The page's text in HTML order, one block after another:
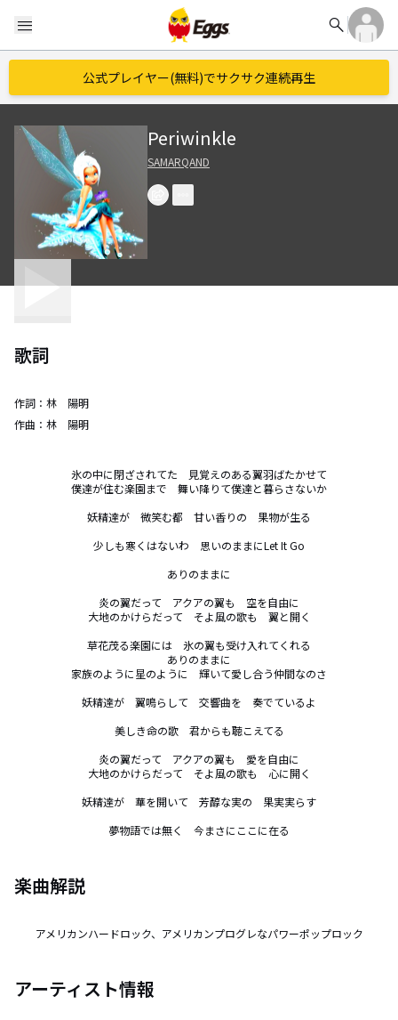
menu search
公式プレイヤー(無料)でサクサク連続再生
Periwinkle
SAMARQAND
歌詞
作詞： 林 陽明
作曲： 林 陽明
氷の中に閉ざされてた　見覚えのある翼羽ばたかせて
僕達が住む楽園まで　舞い降りて僕達と暮らさないか
妖精達が　微笑む都　甘い香りの　果物が生る
少しも寒くはないわ　思いのままにLet It Go
ありのままに
炎の翼だって　アクアの翼も　空を自由に
大地のかけらだって　そよ風の歌も　翼と開く
草花茂る楽園には　氷の翼も受け入れてくれる
ありのままに
家族のように星のように　輝いて愛し合う仲間なのさ
妖精達が　翼鳴らして　交響曲を　奏でているよ
美しき命の歌　君からも聴こえてる
炎の翼だって　アクアの翼も　愛を自由に
大地のかけらだって　そよ風の歌も　心に開く
妖精達が　華を開いて　芳醇な実の　果実実らす
夢物語では無く　今まさにここに在る
楽曲解説
アメリカンハードロック、アメリカンプログレなパワーポップロック
アーティスト情報